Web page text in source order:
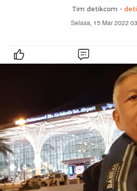
Tim detikcom -
Selasa, 15 Mar 2022